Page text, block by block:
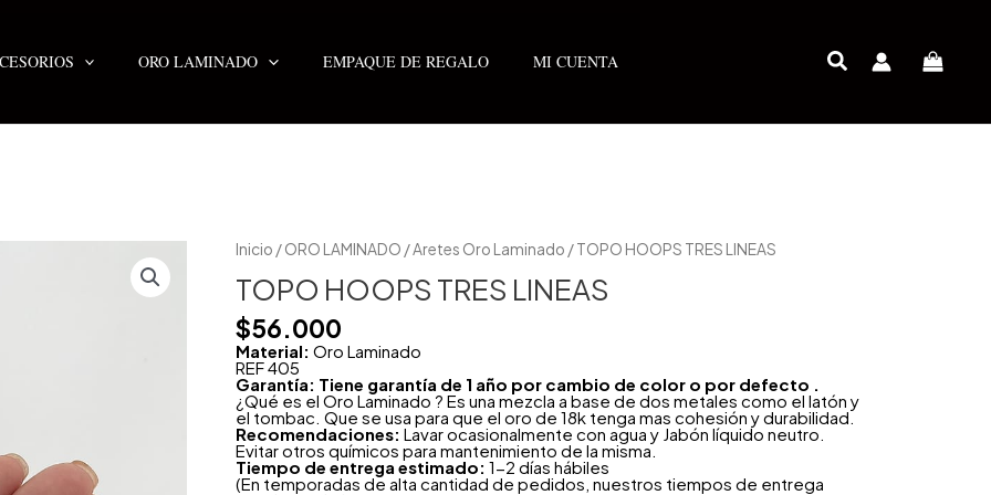
ORO LAMINADO EMPAQUE DE REGALO MI CUENTA
Inicio /ORO LAMINADO /Aretes Oro Laminado / TOPO HOOPS TRES LINEAS
TOPO HOOPS TRES LINEAS
$56.000
Material: Oro Laminado
REF 405
Garantía: Tiene garantía de 1 año por cambio de color o por defecto .
¿Qué es el Oro Laminado ? Es una mezcla a base de dos metales como el latón y
el tombac. Que se usa para que el oro de 18k tenga mas cohesión y durabilidad.
Recomendaciones: Lavar ocasionalmente con agua y Jabón líquido neutro.
Evitar otros químicos para mantenimiento de la misma.
Tiempo de entrega estimado: 1-2 días hábiles
(En temporadas de alta cantidad de pedidos, nuestros tiempos de entrega
TOPO
HOOPS
TRES
LINEAS
cantidad